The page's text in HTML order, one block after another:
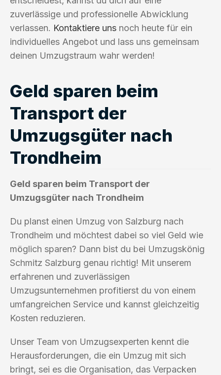
zuverlässige und professionelle Abwicklung
verlassen. Kontaktiere uns noch heute für ein
individuelles Angebot und lass uns gemeinsam
deinen Umzugstraum wahr werden!
Geld sparen beim
Transport der
Umzugsgüter nach
Trondheim
Geld sparen beim Transport der
Umzugsgüter nach Trondheim
Du planst einen Umzug von Salzburg nach
Trondheim und möchtest dabei so viel Geld wie
möglich sparen? Dann bist du bei Umzugskönig
Schmitz Salzburg genau richtig! Mit unserem
erfahrenen und zuverlässigen
Umzugsunternehmen profitierst du von einem
umfangreichen Service und kannst gleichzeitig
Kosten reduzieren.
Unser Team von Umzugsexperten kennt die
Herausforderungen, die ein Umzug mit sich
bringt, sei es die Organisation, das Verpacken